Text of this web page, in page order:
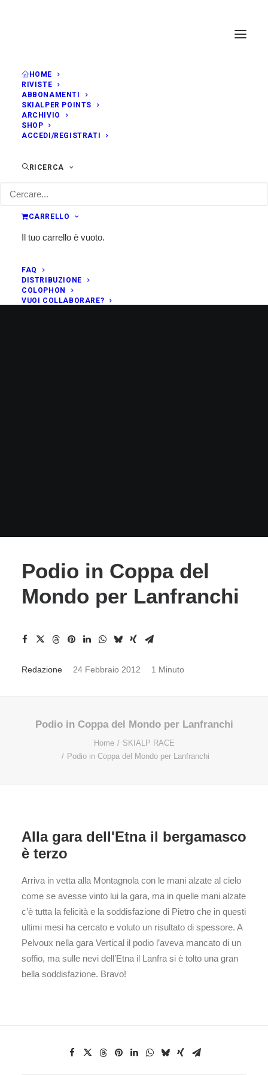
HOME
RIVISTE
ABBONAMENTI
SKIALPER POINTS
ARCHIVIO
SHOP
ACCEDI/REGISTRATI
RICERCA
CARRELLO
Il tuo carrello è vuoto.
FAQ
DISTRIBUZIONE
COLOPHON
VUOI COLLABORARE?
Podio in Coppa del
Mondo per Lanfranchi
Redazione 24 Febbraio 2012 1 Minuto
Podio in Coppa del Mondo per Lanfranchi
Home
SKIALP RACE
Podio in Coppa del Mondo per Lanfranchi
Alla gara dell'Etna il bergamasco
è terzo
Arriva in vetta alla Montagnola con le mani alzate al cielo
come se avesse vinto lui la gara, ma in quelle mani alzate
c’è tutta la felicità e la soddisfazione di Pietro che in questi
ultimi mesi ha cercato e voluto un risultato di spessore. A
Pelvoux nella gara Vertical il podio l’aveva mancato di un
soffio, ma sulle nevi dell’Etna il Lanfra si è tolto una gran
bella soddisfazione. Bravo!